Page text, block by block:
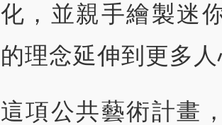
化，並親手繪製迷
的理念延伸到更多
這項公共藝術計畫